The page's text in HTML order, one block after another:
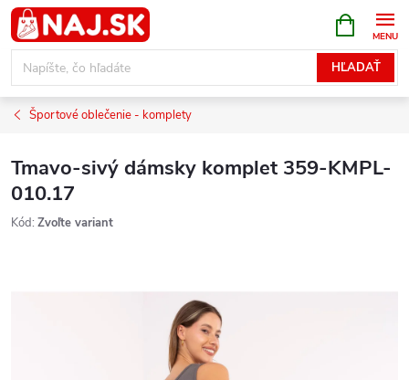
Prejsť
na
obsah
HĽADAŤ
KOŠÍK
Športové oblečenie - komplety
Tmavo-sivý dámsky komplet 359-KMPL-
010.17
Kód: Zvoľte variant